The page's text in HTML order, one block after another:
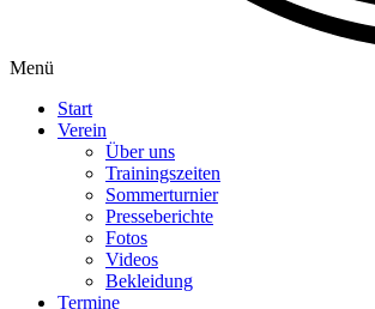
Menü
Start
Verein
Über uns
Trainingszeiten
Sommerturnier
Presseberichte
Fotos
Videos
Bekleidung
Termine